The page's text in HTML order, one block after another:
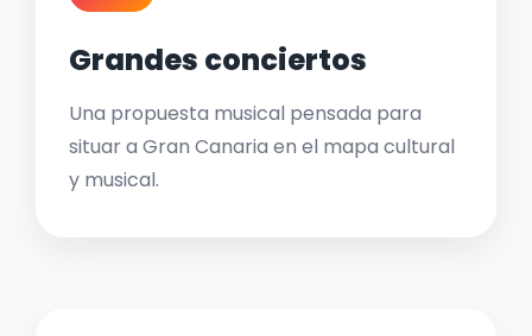
Grandes conciertos
Una propuesta musical pensada para
situar a Gran Canaria en el mapa cultural
y musical.